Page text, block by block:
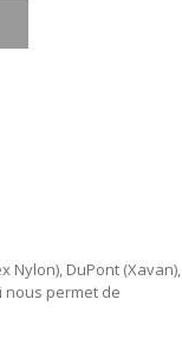
DuPont (Xavan),
nous permet de